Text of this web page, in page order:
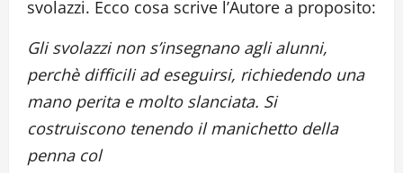
svolazzi. Ecco cosa scrive l’Autore a proposito:
Gli svolazzi non s’insegnano agli alunni,
perchè difficili ad eseguirsi, richiedendo una
mano perita e molto slanciata. Si
costruiscono tenendo il manichetto della
penna col